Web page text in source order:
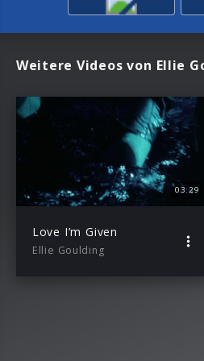
Weitere Videos von Ellie
03:29
Love I’m Given
Ellie Goulding